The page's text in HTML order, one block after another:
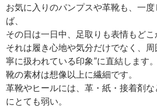
お気に入りのパンプスや革靴も、一度
ば、
その日は一日中、足取りも表情もどこ
それは履き心地や気分だけでなく、周
寧に扱われている印象”に直結します。
靴の素材は想像以上に繊細です。
革靴やヒールには、革・紙・接着剤
にとても弱い。